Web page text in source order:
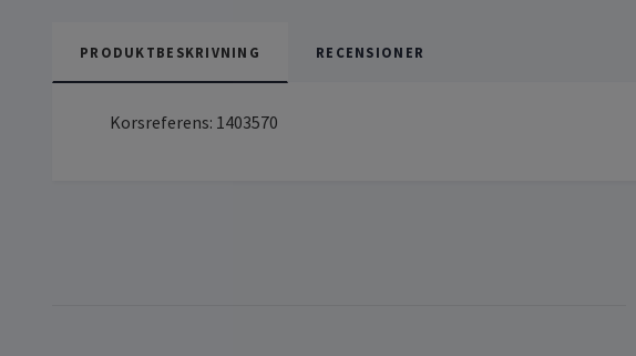
PRODUKTBESKRIVNING RECENSIONER
Korsreferens: 1403570